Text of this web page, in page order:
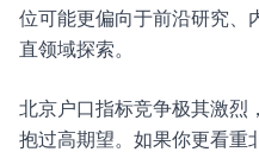
位可能更偏向于前沿研究、
直领域探索。
北京户口指标竞争极其激烈
抱过高期望。如果你更看重